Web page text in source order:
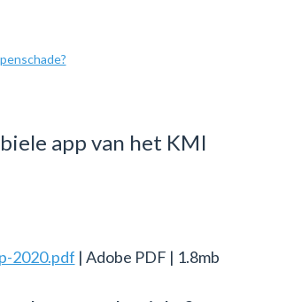
app van het KMI
2020.pdf | Adobe PDF | 1.8mb